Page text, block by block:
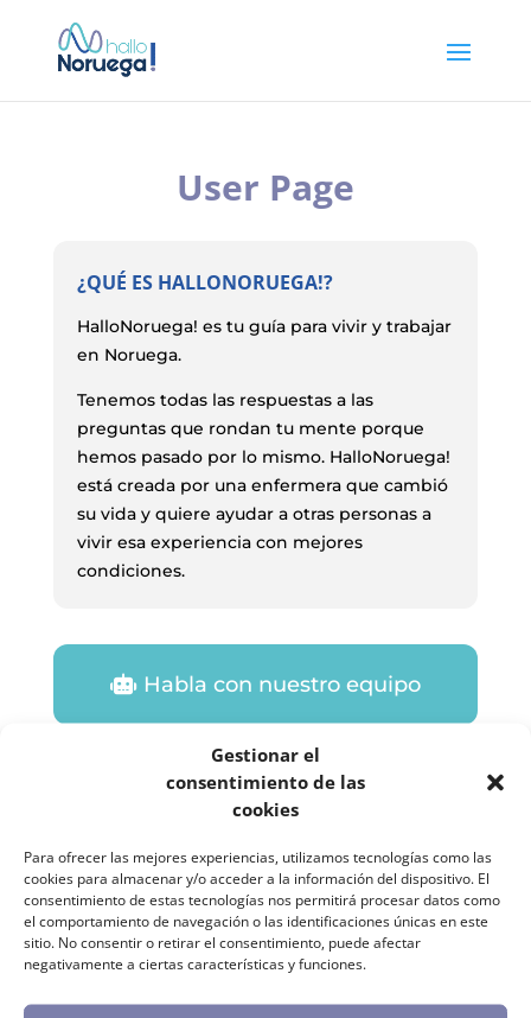
Gestionar el
consentimiento de las
cookies
Para ofrecer las mejores experiencias, utilizamos tecnologías como las
cookies para almacenar y/o acceder a la información del dispositivo. El
consentimiento de estas tecnologías nos permitirá procesar datos como
el comportamiento de navegación o las identificaciones únicas en este
sitio. No consentir o retirar el consentimiento, puede afectar
negativamente a ciertas características y funciones.
User Page
¿QUÉ ES HALLONORUEGA!?
HalloNoruega! es tu guía para vivir y trabajar
en Noruega.
Tenemos todas las respuestas a las
preguntas que rondan tu mente porque
hemos pasado por lo mismo. HalloNoruega!
está creada por una enfermera que cambió
su vida y quiere ayudar a otras personas a
vivir esa experiencia con mejores
condiciones.
Habla con nuestro equipo